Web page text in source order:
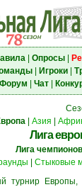
| Опросы|
| Игроки|
Форум Чат|
Азия
Лига
Лига чемпионов
Стыковые
турнир